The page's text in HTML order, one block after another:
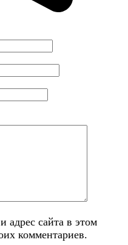
адрес сайта в этом
комментариев.